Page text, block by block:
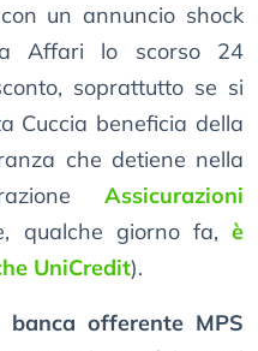
un annuncio shock
Affari lo scorso 24
soprattutto se si
Cuccia beneficia della
che detiene nella
Assicurazioni
qualche giorno fa, è
UniCredit).
offerente MPS